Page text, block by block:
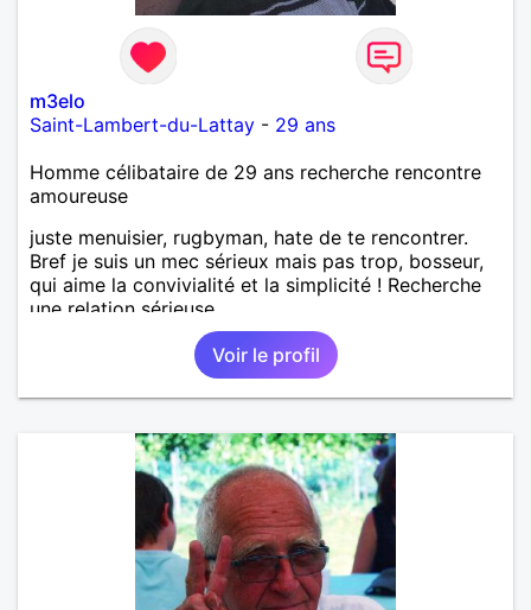
m3elo
Saint-Lambert-du-Lattay - 29 ans
Homme célibataire de 29 ans recherche rencontre
amoureuse
juste menuisier, rugbyman, hate de te rencontrer.
Bref je suis un mec sérieux mais pas trop, bosseur,
qui aime la convivialité et la simplicité ! Recherche
une relation sérieuse.
Voir le profil